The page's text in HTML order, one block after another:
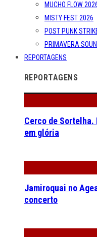
MUCHO FLOW
MISTY FEST 2026
POST PUNK
PRIMAVERA
REPORTAGENS
REPORTAGENS
Cerco de
em glória
Jamiroquai no
concerto